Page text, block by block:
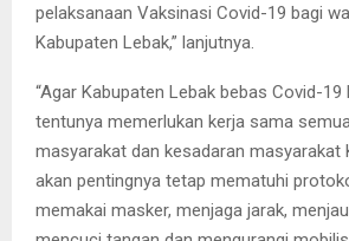
pelaksanaan Vaksinasi Covid-19 bagi
Kabupaten Lebak,” lanjutnya.
“Agar Kabupaten Lebak bebas Covid-19
tentunya memerlukan kerja sama
masyarakat dan kesadaran masyarakat
akan pentingnya tetap mematuhi
memakai masker, menjaga jarak,